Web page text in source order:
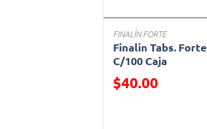
FINALÍN FORTE
Finalin Tabs. Forte
C/100 Caja
Precio reducido de
$40.00